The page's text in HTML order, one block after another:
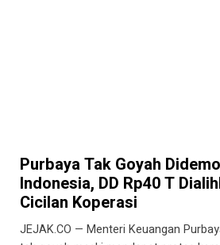
Purbaya Tak Goyah
Indonesia, DD Rp40 T
Cicilan Koperasi
JEJAK.CO — Menteri Keuangan